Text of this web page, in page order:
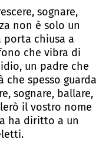
sognare,
non è solo un
porta chiusa a
che vibra di
un padre che
spesso guarda
sognare, ballare,
il vostro nome
ha diritto a un